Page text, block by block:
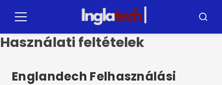
contúdo
Menü
Használati feltételek
Englandech Felhasználási